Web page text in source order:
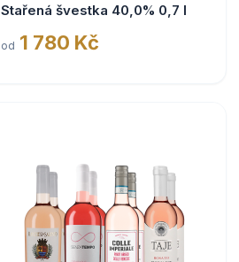
Stařená švestka 40,0% 0,7 l
od 1 780 Kč